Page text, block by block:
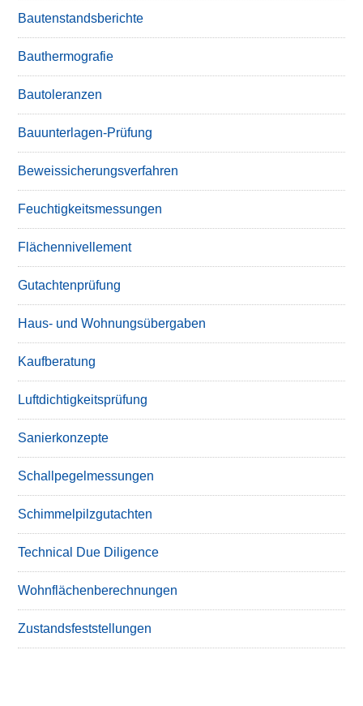
Bautenstandsberichte
Bauthermografie
Bautoleranzen
Bauunterlagen-Prüfung
Beweissicherungsverfahren
Feuchtigkeitsmessungen
Flächennivellement
Gutachtenprüfung
Haus- und Wohnungsübergaben
Kaufberatung
Luftdichtigkeitsprüfung
Sanierkonzepte
Schallpegelmessungen
Schimmelpilzgutachten
Technical Due Diligence
Wohnflächenberechnungen
Zustandsfeststellungen